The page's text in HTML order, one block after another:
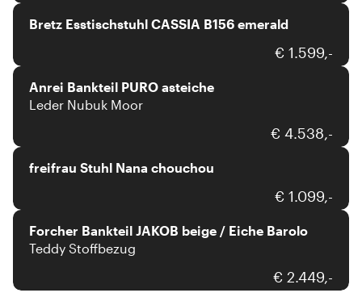
Bretz Esstischstuhl CASSIA B156 emerald
€ 1.599,-
Anrei
Anrei Bankteil PURO asteiche
Leder Nubuk Moor
€ 4.538,-
freifrau
freifrau Stuhl Nana chouchou
€ 1.099,-
Forcher
Forcher Bankteil JAKOB beige / Eiche Barolo
Teddy Stoffbezug
€ 2.449,-